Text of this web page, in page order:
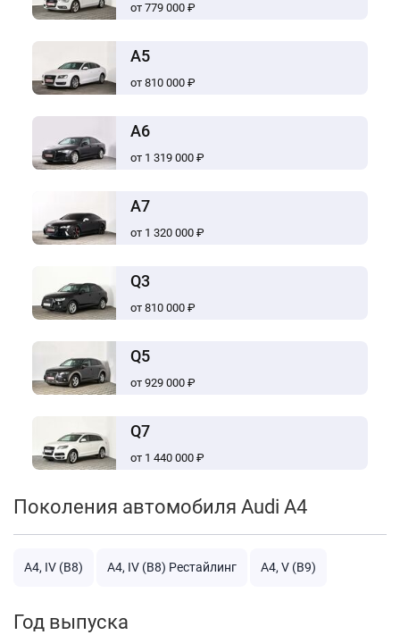
от 779 000 ₽
A5
от 810 000 ₽
A6
от 1 319 000 ₽
A7
от 1 320 000 ₽
Q3
от 810 000 ₽
Q5
от 929 000 ₽
Q7
от 1 440 000 ₽
Поколения автомобиля Audi A4
A4, IV (B8) A4, IV (B8) Рестайлинг A4, V (B9)
Год выпуска